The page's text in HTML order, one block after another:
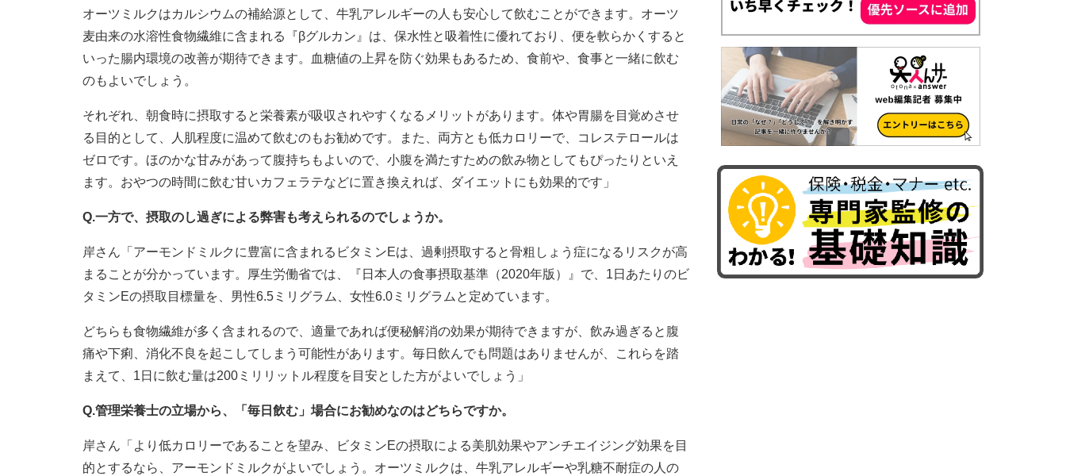
オーツミルクはカルシウムの補給源として、牛乳アレルギーの人も安心して飲むことができます。オーツ
麦由来の水溶性食物繊維に含まれる『βグルカン』は、保水性と吸着性に優れており、便を軟らかくすると
いった腸内環境の改善が期待できます。血糖値の上昇を防ぐ効果もあるため、食前や、食事と一緒に飲む
のもよいでしょう。
それぞれ、朝食時に摂取すると栄養素が吸収されやすくなるメリットがあります。体や胃腸を目覚めさせ
る目的として、人肌程度に温めて飲むのもお勧めです。また、両方とも低カロリーで、コレステロールは
ゼロです。ほのかな甘みがあって腹持ちもよいので、小腹を満たすための飲み物としてもぴったりといえ
ます。おやつの時間に飲む甘いカフェラテなどに置き換えれば、ダイエットにも効果的です」
Q.一方で、摂取のし過ぎによる弊害も考えられるのでしょうか。
岸さん「アーモンドミルクに豊富に含まれるビタミンEは、過剰摂取すると骨粗しょう症になるリスクが高
まることが分かっています。厚生労働省では、『日本人の食事摂取基準（2020年版）』で、1日あたりのビ
タミンEの摂取目標量を、男性6.5ミリグラム、女性6.0ミリグラムと定めています。
どちらも食物繊維が多く含まれるので、適量であれば便秘解消の効果が期待できますが、飲み過ぎると腹
痛や下痢、消化不良を起こしてしまう可能性があります。毎日飲んでも問題はありませんが、これらを踏
まえて、1日に飲む量は200ミリリットル程度を目安とした方がよいでしょう」
Q.管理栄養士の立場から、「毎日飲む」場合にお勧めなのはどちらですか。
岸さん「より低カロリーであることを望み、ビタミンEの摂取による美肌効果やアンチエイジング効果を目
的とするなら、アーモンドミルクがよいでしょう。オーツミルクは、牛乳アレルギーや乳糖不耐症の人の